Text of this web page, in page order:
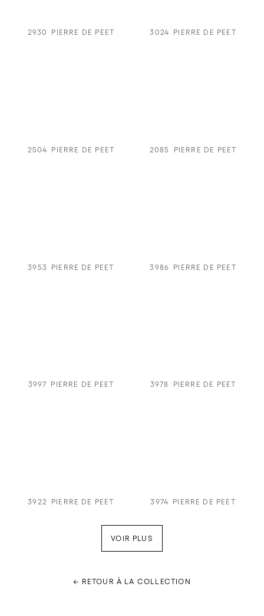
2930 PIERRE DE PEET 3024 PIERRE DE PEET
2504 PIERRE DE PEET 2085 PIERRE DE PEET
3953 PIERRE DE PEET 3986 PIERRE DE PEET
3997 PIERRE DE PEET 3978 PIERRE DE PEET
3922 PIERRE DE PEET 3974 PIERRE DE PEET
VOIR PLUS
← RETOUR À LA COLLECTION